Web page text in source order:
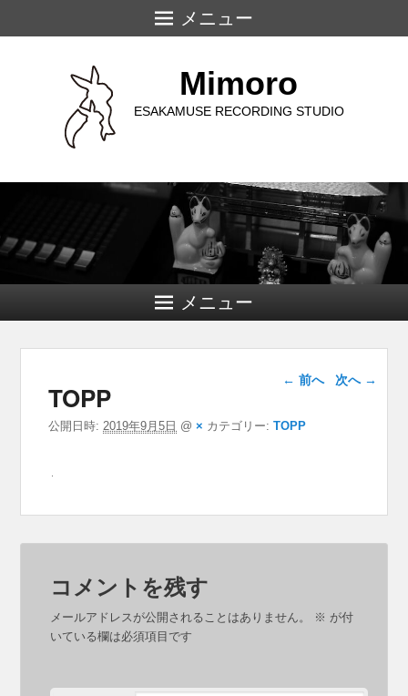
メニュー
Mimoro
ESAKAMUSE RECORDING STUDIO
メニュー
画像ナビゲー
ション
← 前へ 次へ →
TOPP
公開日時: 2019年9月5日 @× カテゴリー:TOPP
コメントを残す
メールアドレスが公開されることはありません。 ※ が付
いている欄は必須項目です